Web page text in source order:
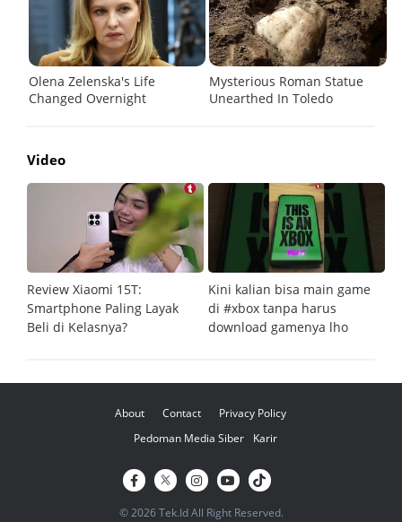
Video
Review Xiaomi 15T:
Smartphone Paling Layak
Beli di Kelasnya?
Kini kalian bisa main game
di #xbox tanpa harus
download gamenya lho
About Contact
Privacy Policy
Pedoman Media Siber
Karir
© 2026 Tek.Id All Right Reserved.